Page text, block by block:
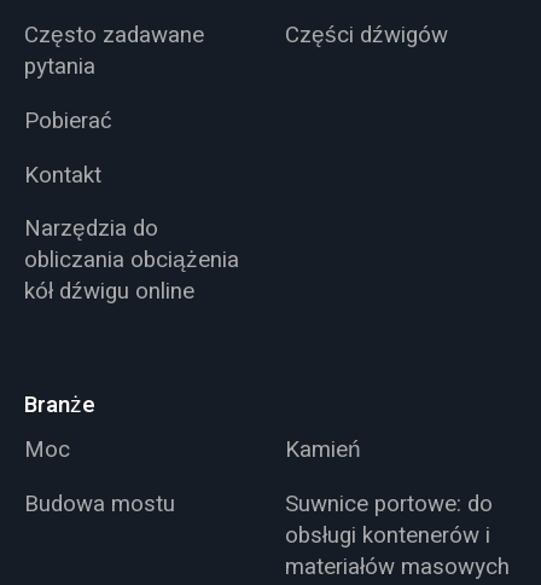
Często zadawane
pytania
Pobierać
Kontakt
Narzędzia do
obliczania obciążenia
kół dźwigu online
Części dźwigów
Branże
Moc
Kamień
Budowa mostu
Suwnice portowe: do
obsługi kontenerów i
materiałów masowych